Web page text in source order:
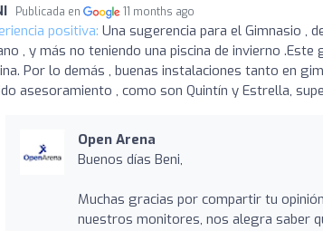
Publicada en 11 months ago
positiva: Una sugerencia para el Gimnasio ,
, y más no teniendo una piscina de invierno
Por lo demás , buenas instalaciones tanto en
asesoramiento , como son Quintín y Estrella,
Open Arena
Buenos días Beni,
Muchas gracias por compartir tu
nuestros monitores, nos alegra saber